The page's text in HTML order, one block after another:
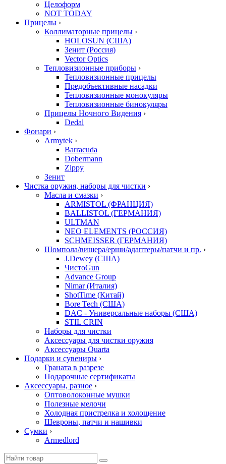
Целоформ
NOT TODAY
Прицелы ›
Коллиматорные прицелы ›
HOLOSUN (США)
Зенит (Россия)
Vector Optics
Тепловизионные приборы ›
Тепловизионные прицелы
Предобъективные насадки
Тепловизионные монокуляры
Тепловизионные бинокуляры
Прицелы Ночного Видения ›
Dedal
Фонари ›
Armytek ›
Barracuda
Dobermann
Zippy
Зенит
Чистка оружия, наборы для чистки ›
Масла и смазки ›
ARMISTOL (ФРАНЦИЯ)
BALLISTOL (ГЕРМАНИЯ)
ULTMAN
NEO ELEMENTS (РОССИЯ)
SCHMEISSER (ГЕРМАНИЯ)
Шомпола/вишера/ерши/адаптеры/патчи и пр. ›
J.Dewey (США)
ЧистоGun
Advance Group
Nimar (Италия)
ShotTime (Китай)
Bore Tech (США)
DAC - Универсальные наборы (США)
STIL CRIN
Наборы для чистки
Аксессуары для чистки оружия
Аксессуары Quarta
Подарки и сувениры ›
Граната в разрезе
Подарочные сертификаты
Аксессуары, разное ›
Оптоволоконные мушки
Полезные мелочи
Холодная пристрелка и холощение
Шевроны, патчи и нашивки
Сумки ›
Armedlord